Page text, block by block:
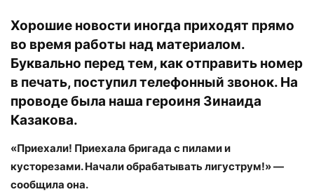
Хорошие новости иногда приходят прямо
во время работы над материалом.
Буквально перед тем, как отправить номер
в печать, поступил телефонный звонок. На
проводе была наша героиня Зинаида
Казакова.
«Приехали! Приехала бригада с пилами и
кусторезами. Начали обрабатывать лигуструм!» —
сообщила она.